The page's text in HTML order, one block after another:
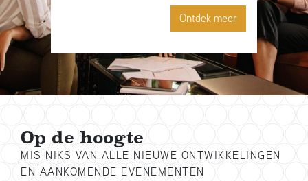
Ontdek meer
Op de hoogte
MIS NIKS VAN ALLE NIEUWE ONTWIKKELINGEN
EN AANKOMENDE EVENEMENTEN